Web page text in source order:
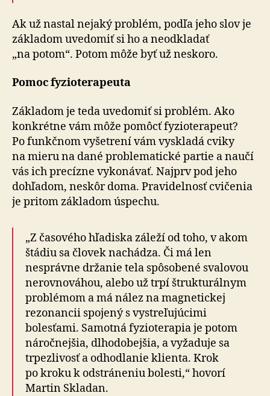
Ak už nastal nejaký problém, podľa jeho slov je
základom uvedomiť si ho a neodkladať
„na potom“. Potom môže byť už neskoro.
Pomoc fyzioterapeuta
Základom je teda uvedomiť si problém. Ako
konkrétne vám môže pomôcť fyzioterapeut?
Po funkčnom vyšetrení vám vyskladá cviky
na mieru na dané problematické partie a naučí
vás ich precízne vykonávať. Najprv pod jeho
dohľadom, neskôr doma. Pravidelnosť cvičenia
je pritom základom úspechu.
„Z časového hľadiska záleží od toho, v akom
štádiu sa človek nachádza. Či má len
nesprávne držanie tela spôsobené svalovou
nerovnováhou, alebo už trpí štrukturálnym
problémom a má nález na magnetickej
rezonancii spojený s vystreľujúcimi
bolesťami. Samotná fyzioterapia je potom
náročnejšia, dlhodobejšia, a vyžaduje sa
trpezlivosť a odhodlanie klienta. Krok
po kroku k odstráneniu bolesti,“ hovorí
Martin Skladan.